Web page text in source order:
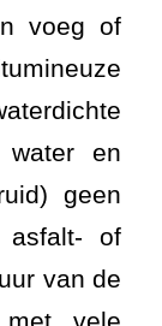
voeg of
water en
geen
asfalt- of
van de
met vele